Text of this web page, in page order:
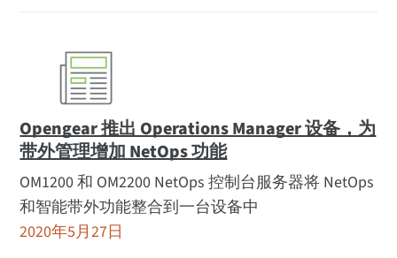
Opengear 推出 Operations Manager 设备，为
带外管理增加 NetOps 功能
OM1200 和 OM2200 NetOps 控制台服务器将 NetOps
和智能带外功能整合到一台设备中
2020年5月27日